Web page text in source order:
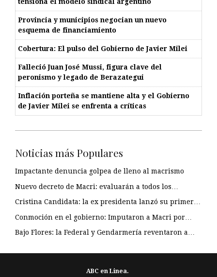
Provincia y municipios negocian un nuevo
esquema de financiamiento
Cobertura: El pulso del Gobierno de Javier Milei
Falleció Juan José Mussi, figura clave del
peronismo y legado de Berazategui
Inflación porteña se mantiene alta y el Gobierno
de Javier Milei se enfrenta a críticas
Noticias más Populares
Impactante denuncia golpea de lleno al macrismo
Nuevo decreto de Macri: evaluarán a todos los…
Cristina Candidata: la ex presidenta lanzó su primer…
Conmoción en el gobierno: Imputaron a Macri por…
Bajo Flores: la Federal y Gendarmería reventaron a…
ABC en Linea.